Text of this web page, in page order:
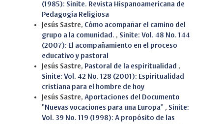
(1985): Sinite. Revista Hispanoamericana de
Pedagogía Religiosa
Jesús Sastre, Cómo acompañar el camino del
grupo a la comunidad. , Sinite: Vol. 48 No. 144
(2007): El acompañamiento en el proceso
educativo y pastoral
Jesús Sastre, Pastoral de la espiritualidad ,
Sinite: Vol. 42 No. 128 (2001): Espiritualidad
cristiana para el hombre de hoy
Jesús Sastre, Aportaciones del Documento
"Nuevas vocaciones para una Europa" , Sinite:
Vol. 39 No. 119 (1998): A propósito de las